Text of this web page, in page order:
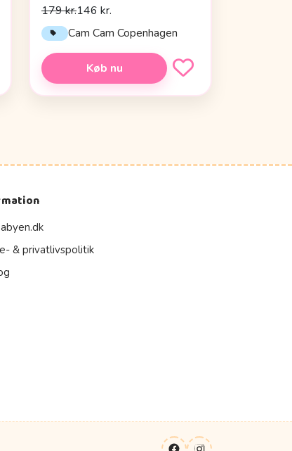
179 kr.146 kr.
Cam Cam Copenhagen
Køb nu
& privatlivspolitik